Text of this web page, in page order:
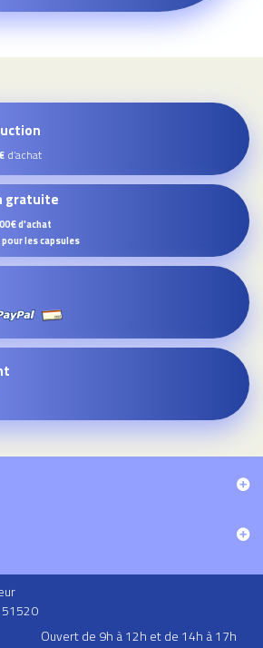
d’achat
gratuite
d'achat
les capsules
51520
Ouvert de 9h à 12h et de 14h à 17h